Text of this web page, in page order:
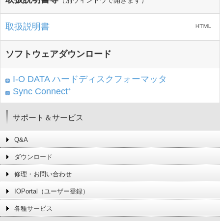
取扱説明書
ソフトウェアダウンロード
I-O DATA ハードディスクフォーマッタ
Sync Connect⁺
サポート＆サービス
Q&A
ダウンロード
修理・お問い合わせ
IOPortal（ユーザー登録）
各種サービス